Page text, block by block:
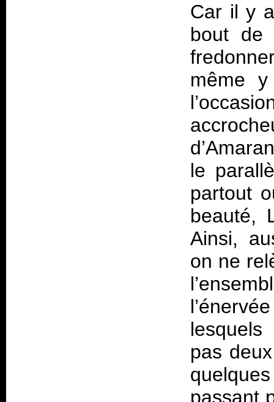
Car il y
bout de
même
le
partout
beauté,
Ainsi,
on ne
pas
passant